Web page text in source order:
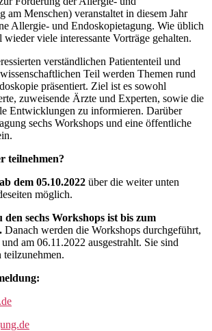
am Menschen) veranstaltet in diesem Jahr
Allergie- und Endoskopietagung. Wie üblich
wieder viele interessante Vorträge gehalten.
verständlichen Patiententeil und
Teil werden Themen rund
präsentiert. Ziel ist es sowohl
zuweisende Ärzte und Experten, sowie die
Entwicklungen zu informieren. Darüber
sechs Workshops und eine öffentliche
teilnehmen?
ab dem 05.10.2022 über die weiter unten
möglich.
sechs Workshops ist bis zum
Danach werden die Workshops durchgeführt,
am 06.11.2022 ausgestrahlt. Sie sind
teilzunehmen.